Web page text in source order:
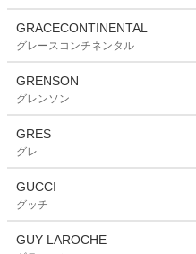
GRACECONTINENTAL
グレースコンチネンタル
GRENSON
グレンソン
GRES
グレ
GUCCI
グッチ
GUY LAROCHE